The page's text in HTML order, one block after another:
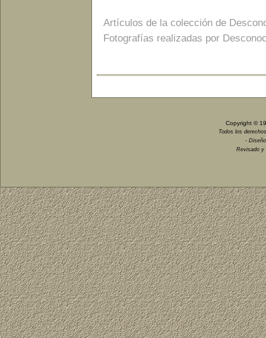
Artículos de la colección de
Fotografías realizadas por
Copyright ©
Todos los
-
Revisado y